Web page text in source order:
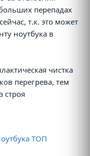
перепадах
т.к. это может
ноутбука в
чистка
перегрева, тем
строя
ТОП